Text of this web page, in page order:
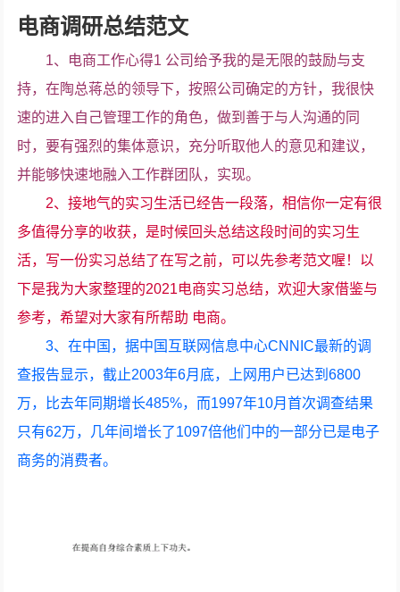
电商调研总结范文
1、电商工作心得1 公司给予我的是无限的鼓励与支
持，在陶总蒋总的领导下，按照公司确定的方针，我很快
速的进入自己管理工作的角色，做到善于与人沟通的同
时，要有强烈的集体意识，充分听取他人的意见和建议，
并能够快速地融入工作群团队，实现。
2、接地气的实习生活已经告一段落，相信你一定有很
多值得分享的收获，是时候回头总结这段时间的实习生
活，写一份实习总结了在写之前，可以先参考范文喔！以
下是我为大家整理的2021电商实习总结，欢迎大家借鉴与
参考，希望对大家有所帮助 电商。
3、在中国，据中国互联网信息中心CNNIC最新的调
查报告显示，截止2003年6月底，上网用户已达到6800
万，比去年同期增长485%，而1997年10月首次调查结果
只有62万，几年间增长了1097倍他们中的一部分已是电子
商务的消费者。